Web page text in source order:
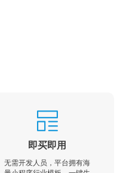
即买即用
无需开发人员，平台拥有海